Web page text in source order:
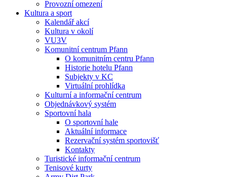
Provozní omezení
Kultura a sport
Kalendář akcí
Kultura v okolí
VU3V
Komunitní centrum Pfann
O komunitním centru Pfann
Historie hotelu Pfann
Subjekty v KC
Virtuální prohlídka
Kulturní a informační centrum
Objednávkový systém
Sportovní hala
O sportovní hale
Aktuální informace
Rezervační systém sportovišť
Kontakty
Turistické informační centrum
Tenisové kurty